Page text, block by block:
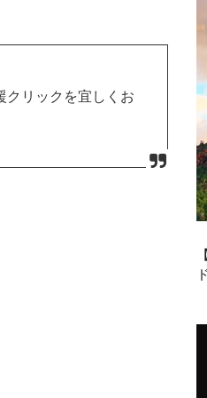
クリックを宜しくお